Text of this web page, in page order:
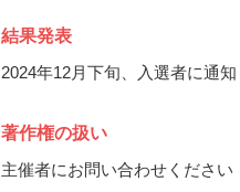
結果発表
2024年12月下旬、入選者に通知
著作権の扱い
主催者にお問い合わせください